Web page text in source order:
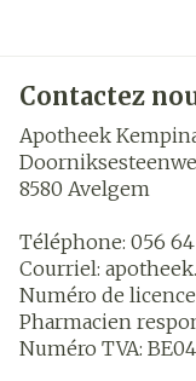
Contactez
Apotheek
8580 Avelgem
Téléphone: 056
Courriel:
Numéro de
Pharmacien
Numéro TVA: